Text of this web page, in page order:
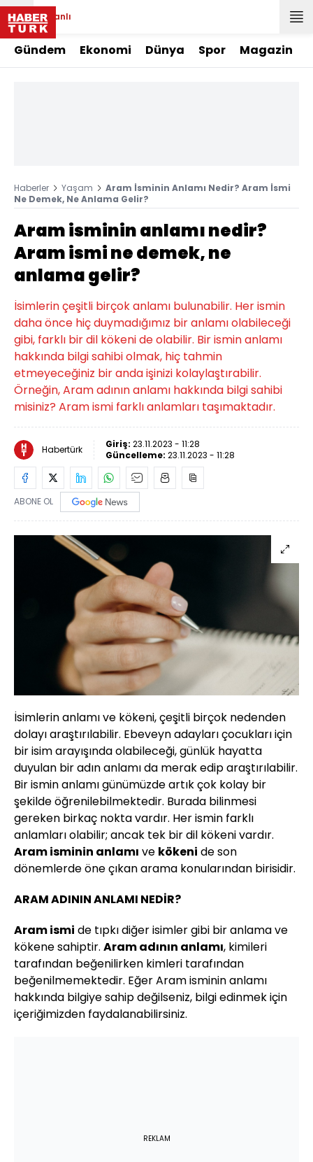
Canlı
Gündem Ekonomi Dünya Spor Magazin
Haberler Yaşam
Aram İsminin Anlamı Nedir? Aram İsmi
Ne Demek, Ne Anlama Gelir?
Aram isminin anlamı nedir?
Aram ismi ne demek, ne
anlama gelir?
İsimlerin çeşitli birçok anlamı bulunabilir. Her ismin
daha önce hiç duymadığımız bir anlamı olabileceği
gibi, farklı bir dil kökeni de olabilir. Bir ismin anlamı
hakkında bilgi sahibi olmak, hiç tahmin
etmeyeceğiniz bir anda işinizi kolaylaştırabilir.
Örneğin, Aram adının anlamı hakkında bilgi sahibi
misiniz? Aram ismi farklı anlamları taşımaktadır.
Habertürk Giriş: 23.11.2023 - 11:28
Güncelleme: 23.11.2023 - 11:28
ABONE OL
İsimlerin anlamı ve kökeni, çeşitli birçok nedenden
dolayı araştırılabilir. Ebeveyn adayları çocukları için
bir isim arayışında olabileceği, günlük hayatta
duyulan bir adın anlamı da merak edip araştırılabilir.
Bir ismin anlamı günümüzde artık çok kolay bir
şekilde öğrenilebilmektedir. Burada bilinmesi
gereken birkaç nokta vardır. Her ismin farklı
anlamları olabilir; ancak tek bir dil kökeni vardır.
Aram isminin anlamı ve kökeni de son
dönemlerde öne çıkan arama konularından birisidir.
ARAM ADININ ANLAMI NEDİR?
Aram ismi de tıpkı diğer isimler gibi bir anlama ve
kökene sahiptir. Aram adının anlamı, kimileri
tarafından beğenilirken kimleri tarafından
beğenilmemektedir. Eğer Aram isminin anlamı
hakkında bilgiye sahip değilseniz, bilgi edinmek için
içeriğimizden faydalanabilirsiniz.
REKLAM